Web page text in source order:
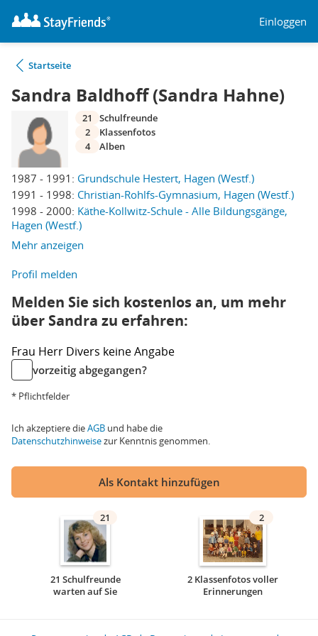
Einloggen
Startseite
Sandra Baldhoff (Sandra Hahne)
1987 - 1991: Grundschule Hestert, Hagen (Westf.)
1991 - 1998: Christian-Rohlfs-Gymnasium, Hagen (Westf.)
1998 - 2000: Käthe-Kollwitz-Schule - Alle Bildungsgänge,
Hagen (Westf.)
Mehr anzeigen
21
Schulfreunde
2
Klassenfotos
4
Alben
Profil melden
Melden Sie sich kostenlos an, um mehr
über Sandra zu erfahren:
Frau Herr Divers keine Angabe
vorzeitig abgegangen?
* Pflichtfelder
Ich akzeptiere dieAGB und habe die
Datenschutzhinweisezur Kenntnis genommen.
Als Kontakt hinzufügen
21
21 Schulfreunde
warten auf Sie
2
2 Klassenfotos voller
Erinnerungen